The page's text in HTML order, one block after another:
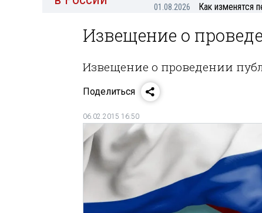
01.08.2026 Как изменятся
Извещение о
Извещение о проведении
Поделиться
06.02.2015 16:50